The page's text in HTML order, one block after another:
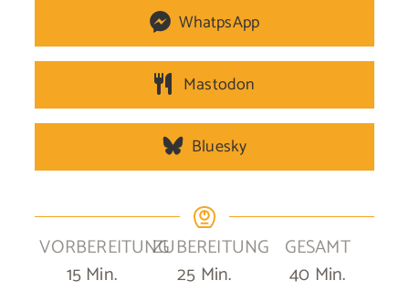
WhatpsApp
Mastodon
Bluesky
VORBEREITUNG
15Minuten
Min.
ZUBEREITUNG
25Minuten
Min.
GESAMT
40Minuten
Min.